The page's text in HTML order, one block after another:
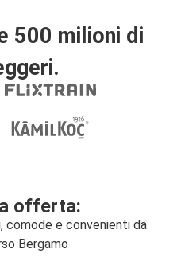
500 milioni di
offerta:
comode e convenienti da
Bergamo